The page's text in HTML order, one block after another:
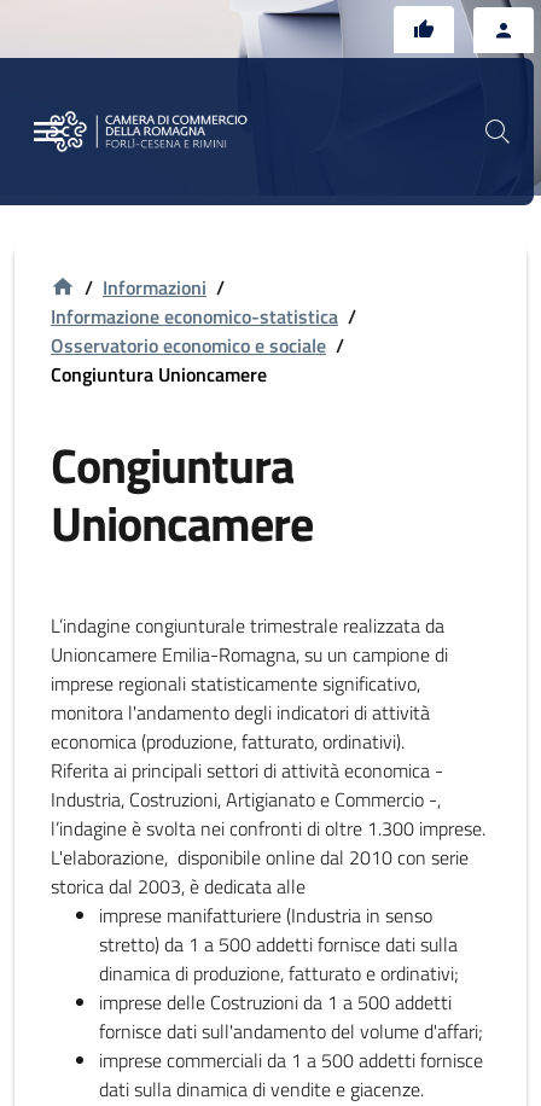
/ Informazioni /
Informazione economico-statistica /
Osservatorio economico e sociale /
Congiuntura Unioncamere
Congiuntura
Unioncamere
L’indagine congiunturale trimestrale realizzata da
Unioncamere Emilia-Romagna, su un campione di
imprese regionali statisticamente significativo,
monitora l'andamento degli indicatori di attività
economica (produzione, fatturato, ordinativi).
Riferita ai principali settori di attività economica -
Industria, Costruzioni, Artigianato e Commercio -,
l’indagine è svolta nei confronti di oltre 1.300 imprese.
L'elaborazione, disponibile online dal 2010 con serie
storica dal 2003, è dedicata alle
imprese manifatturiere (Industria in senso
stretto) da 1 a 500 addetti fornisce dati sulla
dinamica di produzione, fatturato e ordinativi;
imprese delle Costruzioni da 1 a 500 addetti
fornisce dati sull'andamento del volume d'affari;
imprese commerciali da 1 a 500 addetti fornisce
dati sulla dinamica di vendite e giacenze.